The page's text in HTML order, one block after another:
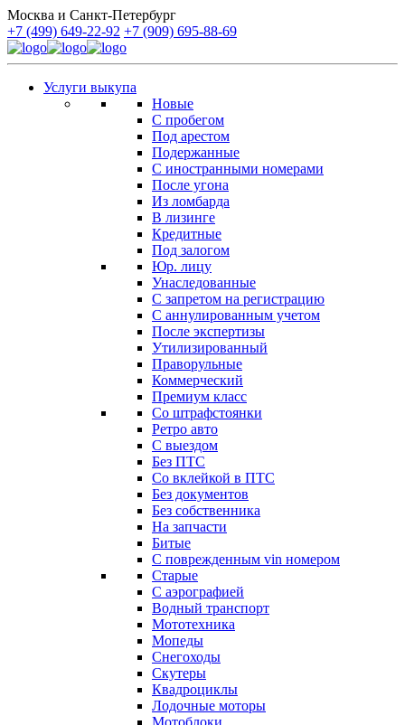
Москва и Санкт-Петербург
+7 (499) 649-22-92 +7 (909) 695-88-69
Услуги выкупа
Новые
С пробегом
Под арестом
Подержанные
С иностранными номерами
После угона
Из ломбарда
В лизинге
Кредитные
Под залогом
Юр. лицу
Унаследованные
С запретом на регистрацию
С аннулированным учетом
После экспертизы
Утилизированный
Праворульные
Коммерческий
Премиум класс
Со штрафстоянки
Ретро авто
С выездом
Без ПТС
Со вклейкой в ПТС
Без документов
Без собственника
На запчасти
Битые
С поврежденным vin номером
Старые
С аэрографией
Водный транспорт
Мототехника
Мопеды
Снегоходы
Скутеры
Квадроциклы
Лодочные моторы
Мотоблоки